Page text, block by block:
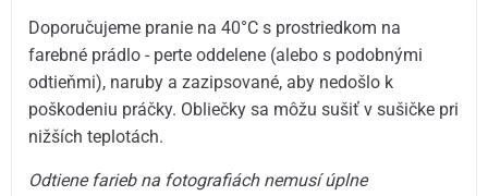
Doporučujeme pranie na 40°C s prostriedkom na
farebné prádlo - perte oddelene (alebo s podobnými
odtieňmi), naruby a zazipsované, aby nedošlo k
poškodeniu práčky. Obliečky sa môžu sušiť v sušičke pri
nižších teplotách.
Odtiene farieb na fotografiách nemusí úplne